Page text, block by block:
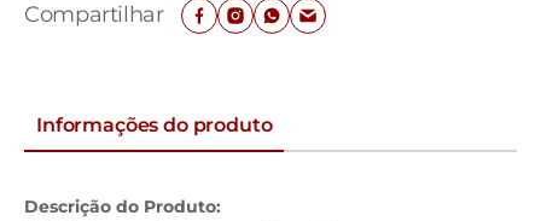
Compartilhar
Informações do produto
Descrição do Produto: